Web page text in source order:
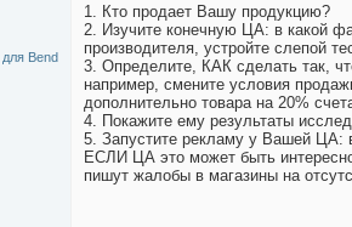
1. Кто продает Вашу продукцию?
2. Изучите конечную ЦА: в какой
производителя, устройте слепой
3. Определите, КАК сделать так,
например, смените условия
дополнительно товара на 20%
4. Покажите ему результаты
5. Запустите рекламу у Вашей ЦА:
ЕСЛИ ЦА это может быть
пишут жалобы в магазины на